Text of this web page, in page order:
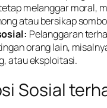
melanggar moral,
atau bersikap
Pelanggaran
orang lain,
atau eksploitasi.
Sosial